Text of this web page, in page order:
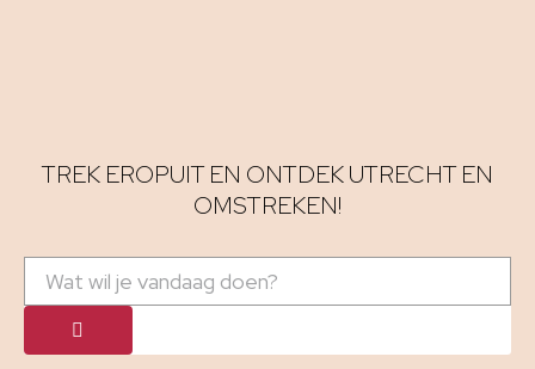
TREK EROPUIT EN ONTDEK UTRECHT EN
OMSTREKEN!